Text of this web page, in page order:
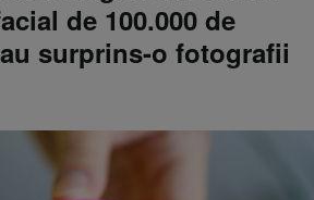
de 100.000 de
surprins-o fotografii